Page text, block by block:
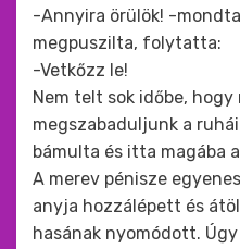
-Annyira örülök! -
megpuszilta, folytatta:
-Vetkőzz le!
Nem telt sok időbe,
megszabaduljunk a
bámulta és itta magába
A merev pénisze
anyja hozzálépett és
hasának nyomódott.